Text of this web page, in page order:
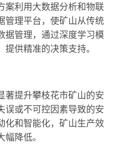
案利用大数据分析和物联
管理平台，使矿山从传统
据管理，通过深度学习模
供精准的决策支持。
著提升攀枝花市矿山的安
误或不可控因素导致的安
化和智能化，矿山生产效
降低。